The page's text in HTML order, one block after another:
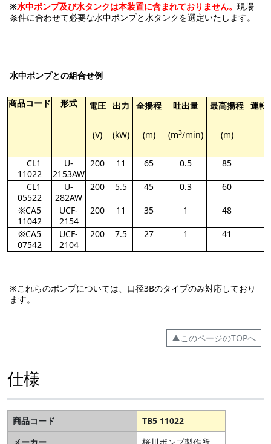
※水中ポンプ及び水タンクは本装置に含まれておりません。 現場
条件に合わせて必要な水中ポンプと水タンクを選定いたします。
水中ポンプとの組合せ例
商品コード 形式 電圧
(V)
出力
(kW)
全揚程
(m)
吐出量
(m3/min)
最高揚程
(m)
運転
CL1
11022
U-
2153AW
200 11 65 0.5 85
CL1
05522
U-
282AW
200 5.5 45 0.3 60
※CA5
11042
UCF-
2154
200 11 35 1 48
※CA5
07542
UCF-
2104
200 7.5 27 1 41
※これらのポンプについては、口径3Bのタイプのみ対応しており
ます。
▲このページのTOPへ
仕様
商品コード
TB5 11022